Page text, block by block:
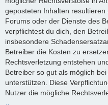
geposteten Inhalten
Forums oder der Dienste des
verpflichtest du dich, den
insbesondere
Betreiber die Kosten zu
Rechtsverletzung entstehen
Betreiber so gut als möglich
unterstützen. Diese
Nutzer die mögliche